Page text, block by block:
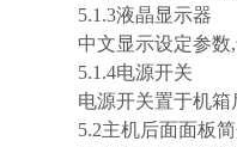
5.1.3液晶显示器
中文显示设定参
5.1.4电源开关
电源开关置于机
5.2主机后面面板